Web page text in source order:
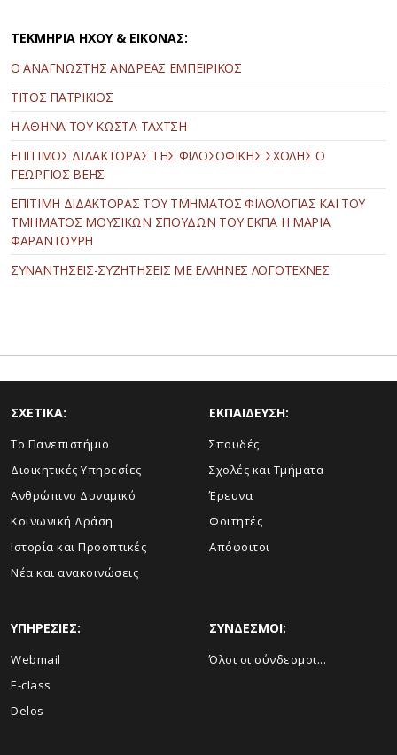
ΤΕΚΜΗΡΙΑ ΗΧΟΥ & ΕΙΚΟΝΑΣ:
Ο ΑΝΑΓΝΩΣΤΗΣ ΑΝΔΡΕΑΣ ΕΜΠΕΙΡΙΚΟΣ
ΤΙΤΟΣ ΠΑΤΡΙΚΙΟΣ
Η ΑΘΗΝΑ ΤΟΥ ΚΩΣΤΑ ΤΑΧΤΣΗ
ΕΠΙΤΙΜΟΣ ΔΙΔΑΚΤΟΡΑΣ ΤΗΣ ΦΙΛΟΣΟΦΙΚΗΣ ΣΧΟΛΗΣ Ο
ΓΕΩΡΓΙΟΣ ΒΕΗΣ
ΕΠΙΤΙΜΗ ΔΙΔΑΚΤΟΡΑΣ ΤΟΥ ΤΜΗΜΑΤΟΣ ΦΙΛΟΛΟΓΙΑΣ ΚΑΙ ΤΟΥ
ΤΜΗΜΑΤΟΣ ΜΟΥΣΙΚΩΝ ΣΠΟΥΔΩΝ ΤΟΥ ΕΚΠΑ Η ΜΑΡΙΑ
ΦΑΡΑΝΤΟΥΡΗ
ΣΥΝΑΝΤΗΣΕΙΣ-ΣΥΖΗΤΗΣΕΙΣ ΜΕ ΕΛΛΗΝΕΣ ΛΟΓΟΤΕΧΝΕΣ
ΣΧΕΤΙΚΑ:
Το Πανεπιστήμιο
Διοικητικές Υπηρεσίες
Ανθρώπινο Δυναμικό
Κοινωνική Δράση
Ιστορία και Προοπτικές
Νέα και ανακοινώσεις
ΕΚΠΑΙΔΕΥΣΗ:
Σπουδές
Σχολές και Τμήματα
Έρευνα
Φοιτητές
Απόφοιτοι
ΥΠΗΡΕΣΙΕΣ:
Webmail
E-class
Delos
ΣΥΝΔΕΣΜΟΙ:
Όλοι οι σύνδεσμοι...